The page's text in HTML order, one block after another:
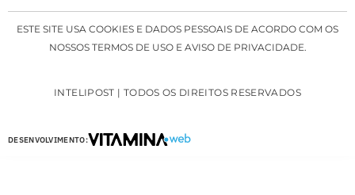
ESTE SITE USA COOKIES E DADOS PESSOAIS DE ACORDO COM OS
NOSSOS TERMOS DE USO E AVISO DE PRIVACIDADE.
INTELIPOST | TODOS OS DIREITOS RESERVADOS
DESENVOLVIMENTO: